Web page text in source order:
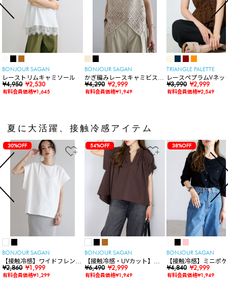
BONJOUR SAGAN
レーストリムキャミソール
¥4,950 ¥2,530
有料会員価格¥1,645
BONJOUR SAGAN
かぎ編みレースキャミビスチ
ェ
¥4,290 ¥2,999
有料会員価格¥1,949
TRIANGLE PALETTE
レースペプラムVネッ
ト
¥3,990 ¥2,999
有料会員価格¥2,549
夏に大活躍、接触冷感アイテム
30%OFF
BONJOUR SAGAN
【接触冷感】ワイドフレンチ
スリーブTシャツ
¥2,860 ¥1,999
有料会員価格¥1,299
54%OFF
BONJOUR SAGAN
【接触冷感・UVカット】シ
ャーリングスキッパートップ
ス
¥6,490 ¥2,999
有料会員価格¥1,949
38%OFF
BONJOUR SAGAN
【接触冷感】ミニポ
袖ニットカーディガン
¥4,840 ¥2,999
有料会員価格¥1,949